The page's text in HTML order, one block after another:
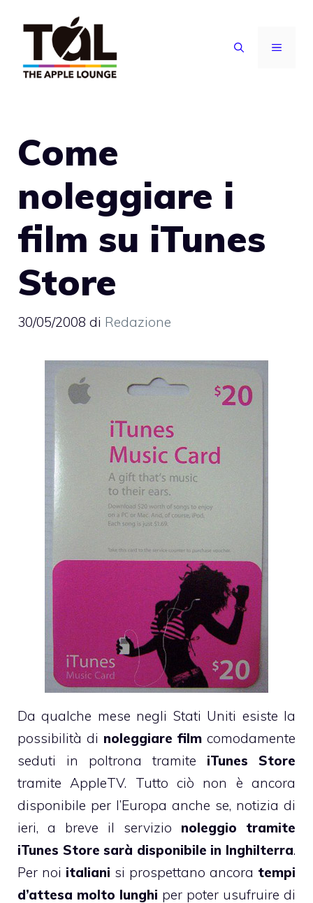
contenuto
MENU
Come
noleggiare i
film su iTunes
Store
30/05/2008 di Redazione
Da qualche mese negli Stati Uniti esiste la
possibilità di noleggiare film comodamente
seduti in poltrona tramite iTunes Store
tramite AppleTV. Tutto ciò non è ancora
disponibile per l’Europa anche se, notizia di
ieri, a breve il servizio noleggio tramite
iTunes Store sarà disponibile in Inghilterra.
Per noi italiani si prospettano ancora tempi
d’attesa molto lunghi per poter usufruire di